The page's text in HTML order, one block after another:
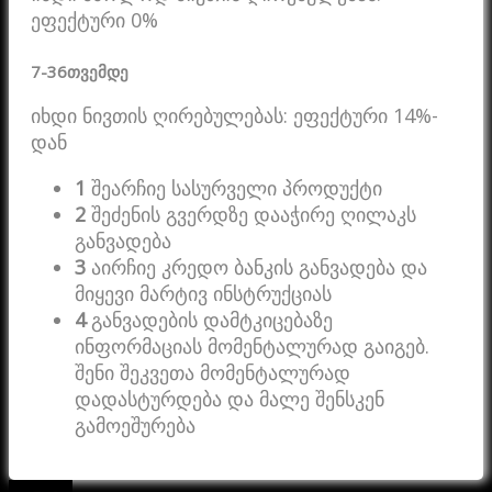
ეფექტური 0%
7-36თვემდე
იხდი ნივთის ღირებულებას: ეფექტური 14%-
დან
1 შეარჩიე სასურველი პროდუქტი
2 შეძენის გვერდზე დააჭირე ღილაკს
განვადება
3 აირჩიე კრედო ბანკის განვადება და
მიყევი მარტივ ინსტრუქციას
4განვადების დამტკიცებაზე
ინფორმაციას მომენტალურად გაიგებ.
შენი შეკვეთა მომენტალურად
დადასტურდება და მალე შენსკენ
გამოეშურება